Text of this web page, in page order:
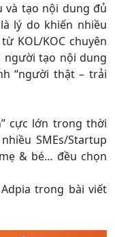
và tạo nội dung đủ
lý do khiến nhiều
KOL/KOC chuyên
người tạo nội dung
“người thật – trải
cực lớn trong thời
SMEs/Startup
& bé… đều chọn
trong bài viết